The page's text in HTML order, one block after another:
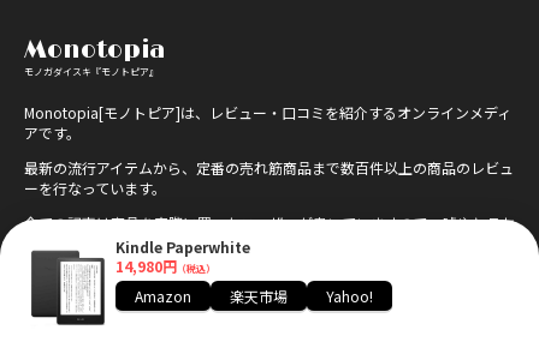
Kindle Paperwhite
14,980円 （税込）
Amazon 楽天市場 Yahoo!
Monotopia
モノガダイスキ『モノトピア』
Monotopia[モノトピア]は、レビュー・口コミを紹介するオンラインメディ
アです。
最新の流行アイテムから、定番の売れ筋商品まで数百件以上の商品のレビュ
ーを行なっています。
全ての記事は商品を実際に買ったユーザーが書いていますので、嘘やヤラセ
は一切ありません。
Monotopiaでは、商品を使ったリアルな感想を募集しています。お気軽に
お問合せください。